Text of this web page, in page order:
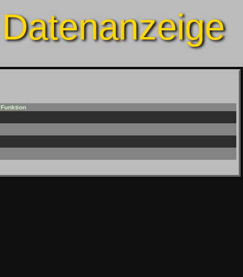
Datenanzeige
Funktion